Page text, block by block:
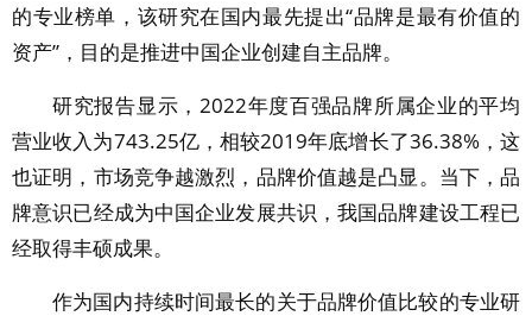
的专业榜单，该研究在国内最先提出“品牌是最有价值的
资产”，目的是推进中国企业创建自主品牌。
研究报告显示，2022年度百强品牌所属企业的平均
营业收入为743.25亿，相较2019年底增长了36.38%，这
也证明，市场竞争越激烈，品牌价值越是凸显。当下，品
牌意识已经成为中国企业发展共识，我国品牌建设工程已
经取得丰硕成果。
作为国内持续时间最长的关于品牌价值比较的专业研